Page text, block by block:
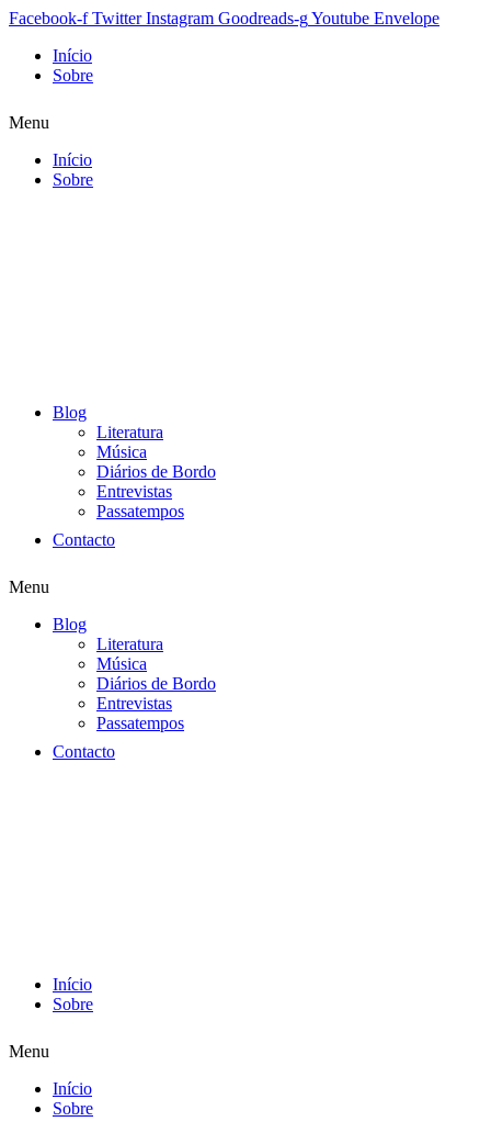
Facebook-f Twitter Instagram Goodreads-gYoutube Envelope
Início
Sobre
Menu
Início
Sobre
Blog
Literatura
Música
Diários de Bordo
Entrevistas
Passatempos
Contacto
Menu
Blog
Literatura
Música
Diários de Bordo
Entrevistas
Passatempos
Contacto
Início
Sobre
Menu
Início
Sobre